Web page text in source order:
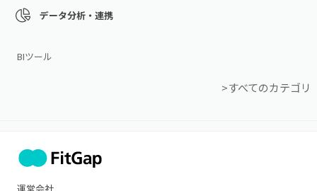
データ分析・連携
BIツール
>すべてのカテゴリ